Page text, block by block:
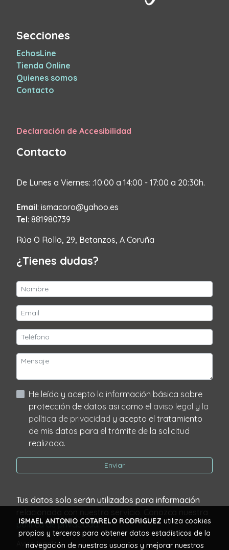
Secciones
EchosLine
Tienda Online
Quienes somos
Contacto
Declaración de Accesibilidad
Contacto
De Lunes a Viernes: :10:00 a 14:00 - 17:00 a 20:30h.
Email: ismacoro@yahoo.es
Tel: 881980739
Rúa O Rollo, 29, Betanzos, A Coruña
¿Tienes dudas?
He leído y acepto la información básica sobre
protección de datos asi como el aviso legal y la
política de privacidad y acepto el tratamiento
de mis datos para el trámite de la solicitud
realizada.
Enviar
Tus datos solo serán utilizados para información
política de privacidad.
Aviso legal
ISMAEL ANTONIO COTARELO RODRIGUEZ utiliza cookies
propias y terceros para obtener datos estadísticos de la
navegación de nuestros usuarios y mejorar nuestros